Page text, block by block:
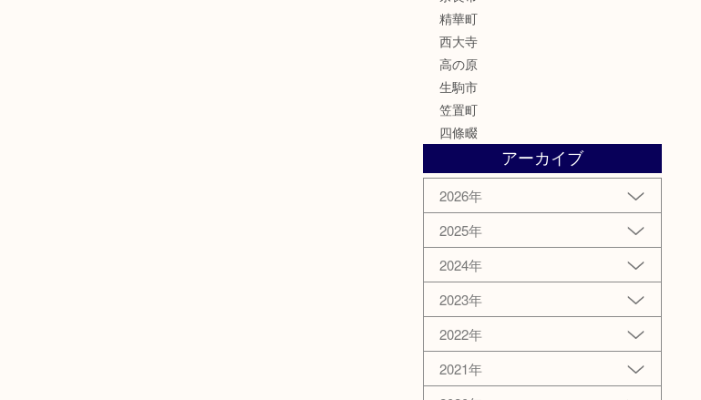
精華町
西大寺
高の原
生駒市
笠置町
四條畷
アーカイブ
2026年
2025年
2024年
2023年
2022年
2021年